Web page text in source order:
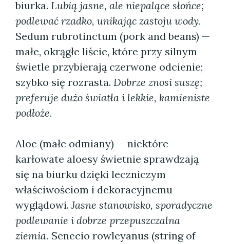
biurka. Lubią jasne, ale niepalące słońce;
podlewać rzadko, unikając zastoju wody.
Sedum rubrotinctum (pork and beans) —
małe, okrągłe liście, które przy silnym
świetle przybierają czerwone odcienie;
szybko się rozrasta. Dobrze znosi suszę;
preferuje dużo światła i lekkie, kamieniste
podłoże.
Aloe (małe odmiany) — niektóre
karłowate aloesy świetnie sprawdzają
się na biurku dzięki leczniczym
właściwościom i dekoracyjnemu
wyglądowi.Jasne stanowisko, sporadyczne
podlewanie i dobrze przepuszczalna
ziemia. Senecio rowleyanus (string of